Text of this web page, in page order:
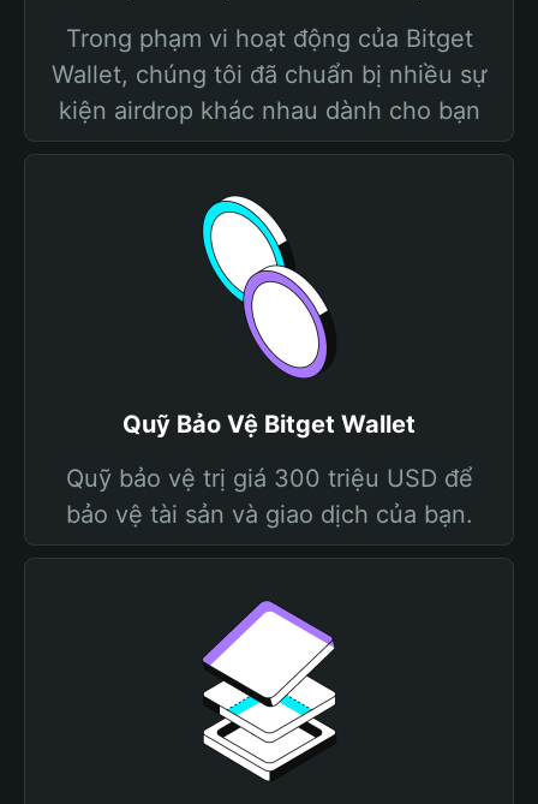
Trong phạm vi hoạt động của Bitget
Wallet, chúng tôi đã chuẩn bị nhiều sự
kiện airdrop khác nhau dành cho bạn
Quỹ Bảo Vệ Bitget Wallet
Quỹ bảo vệ trị giá 300 triệu USD để
bảo vệ tài sản và giao dịch của bạn.